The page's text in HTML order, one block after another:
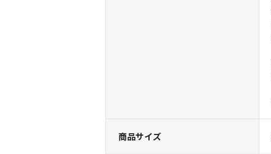
商品サイズ